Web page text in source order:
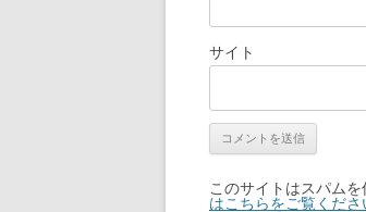
サイト
このサイトはスパム
はこちらをご覧くださ